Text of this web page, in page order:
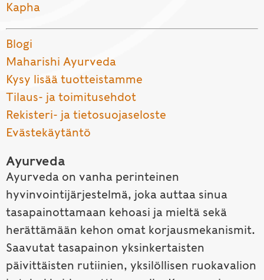
Kapha
Blogi
Maharishi Ayurveda
Kysy lisää tuotteistamme
Tilaus- ja toimitusehdot
Rekisteri- ja tietosuojaseloste
Evästekäytäntö
Ayurveda
Ayurveda on vanha perinteinen
hyvinvointijärjestelmä, joka auttaa sinua
tasapainottamaan kehoasi ja mieltä sekä
herättämään kehon omat korjausmekanismit.
Saavutat tasapainon yksinkertaisten
päivittäisten rutiinien, yksilöllisen ruokavalion